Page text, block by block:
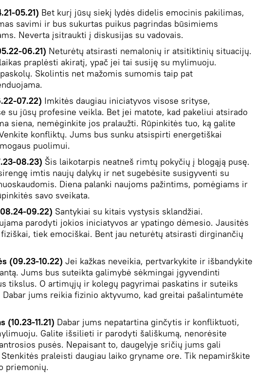
05.21) Bet kurį jūsų siekį lydės didelis emocinis pakilimas,
savimi ir bus sukurtas puikus pagrindas būsimiems
Neverta įsitraukti į diskusijas su vadovais.
06.21) Neturėtų atsirasti nemalonių ir atsitiktinių situacijų.
praplėsti akiratį, ypač jei tai susiję su mylimuoju.
Skolintis net mažomis sumomis taip pat
07.22) Imkitės daugiau iniciatyvos visose srityse,
su jūsų profesine veikla. Bet jei matote, kad pakeliui atsirado
siena, nemėginkite jos pralaužti. Rūpinkitės tuo, ką galite
konfliktų. Jums bus sunku atsispirti energetiškai
puolimui.
08.23) Šis laikotarpis neatneš rimtų pokyčių į blogąją pusę.
imtis naujų dalykų ir net sugebėsite susigyventi su
Diena palanki naujoms pažintims, pomėgiams ir
savo sveikata.
09.22) Santykiai su kitais vystysis sklandžiai.
parodyti jokios iniciatyvos ar ypatingo dėmesio. Jausitės
tiek emociškai. Bent jau neturėtų atsirasti dirginančių
(09.23-10.22) Jei kažkas neveikia, pertvarkykite ir išbandykite
Jums bus suteikta galimybė sėkmingai įgyvendinti
tikslus. O artimųjų ir kolegų pagyrimai paskatins ir suteiks
Dabar jums reikia fizinio aktyvumo, kad greitai pašalintumėte
(10.23-11.21) Dabar jums nepatartina ginčytis ir konfliktuoti,
Galite išsilieti ir parodyti šališkumą, nenorėsite
pusės. Nepaisant to, daugelyje sričių jums gali
praleisti daugiau laiko gryname ore. Tik nepamirškite
priemonių.